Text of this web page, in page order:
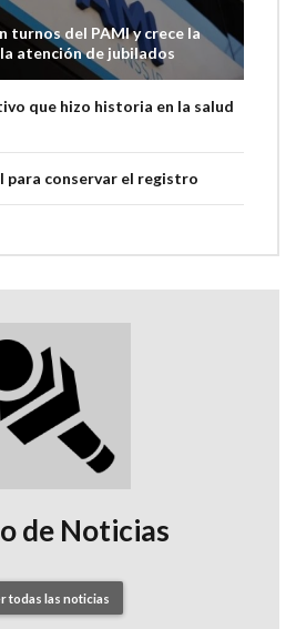
turnos del PAMI y crece la
atención de jubilados
que hizo historia en la salud
para conservar el registro
de Noticias
todas las noticias